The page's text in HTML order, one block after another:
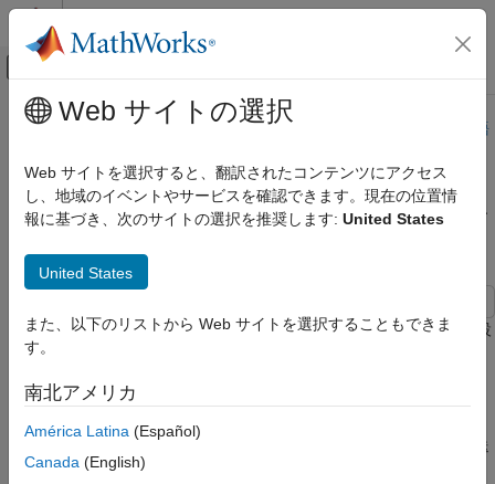
コンテンツへスキップ
オフキャンバス ナビゲーション メ
ドキュメンテーションのホーム
Satellite Communications Toolbox
シナリオの生成と可視化
Satellite Communications Toolbox を使い始める
2 つの地上局間のマルチホップ衛星通信リン
項目一覧
衛星シナリオの作成
衛星シナリオ ビューアーを起動する
衛星を追加する
メインコンテンツ
このページは機械翻訳を使用して翻訳されました。最新版の英語
2 つの地上局間のマルチホップ衛星
通信リンク
この例では、 2 つの地上局間にマルチホップ衛星通信リンクを設
定する方法を示します。最初の地上局はインド（地上局1）にあ
リンクは 2 つの衛星(衛星1 と衛星2) を経由してルーティングさ
れます。各衛星は再生中継器として機能します。再生中継器は、
入力信号を受信し、受信した信号を復調、再変調、増幅し、再送
信します。地上局1 が地上局2 にデータを送信できる、1 日中の
Web サイトの選択
Web サイトを選択すると、翻訳されたコンテンツにアクセス
し、地域のイベントやサービスを確認できます。現在の位置情
報に基づき、次のサイトの選択を推奨します: United States
United States
また、以下のリストから Web サイトを選択することもできま
す。
南北アメリカ
América Latina (Español)
Canada (English)